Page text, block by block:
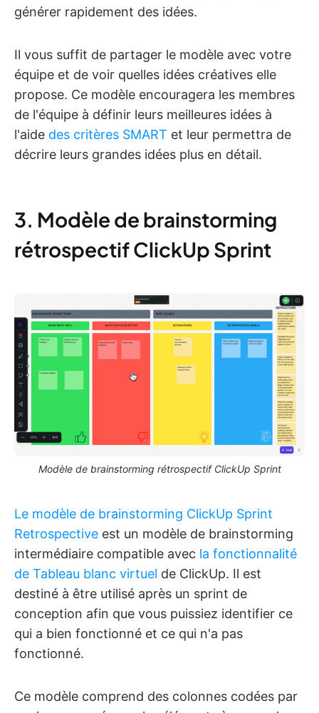
générer rapidement des idées.
Il vous suffit de partager le modèle avec votre
équipe et de voir quelles idées créatives elle
propose. Ce modèle encouragera les membres
de l'équipe à définir leurs meilleures idées à
l'aide des critères SMART et leur permettra de
décrire leurs grandes idées plus en détail.
3. Modèle de brainstorming
rétrospectif ClickUp Sprint
Modèle de brainstorming rétrospectif ClickUp Sprint
Le modèle de brainstorming ClickUp Sprint
Retrospective est un modèle de brainstorming
intermédiaire compatible avec la fonctionnalité
de Tableau blanc virtuel de ClickUp. Il est
destiné à être utilisé après un sprint de
conception afin que vous puissiez identifier ce
qui a bien fonctionné et ce qui n'a pas
fonctionné.
Ce modèle comprend des colonnes codées par